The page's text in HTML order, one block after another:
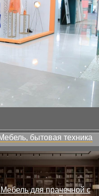
бытовая техника
Мебель для прачечной с